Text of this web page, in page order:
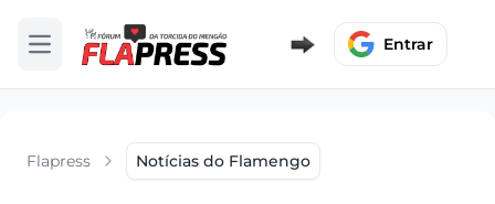
Abrir menu Entrar
Flapress Notícias do Flamengo